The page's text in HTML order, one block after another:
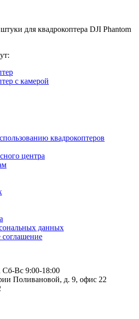
для квадрокоптера DJI Phantom
с камерой
квадрокоптеров
центра
данных
соглашение
Вс 9:00-18:00
Поливановой, д. 9, офис 22